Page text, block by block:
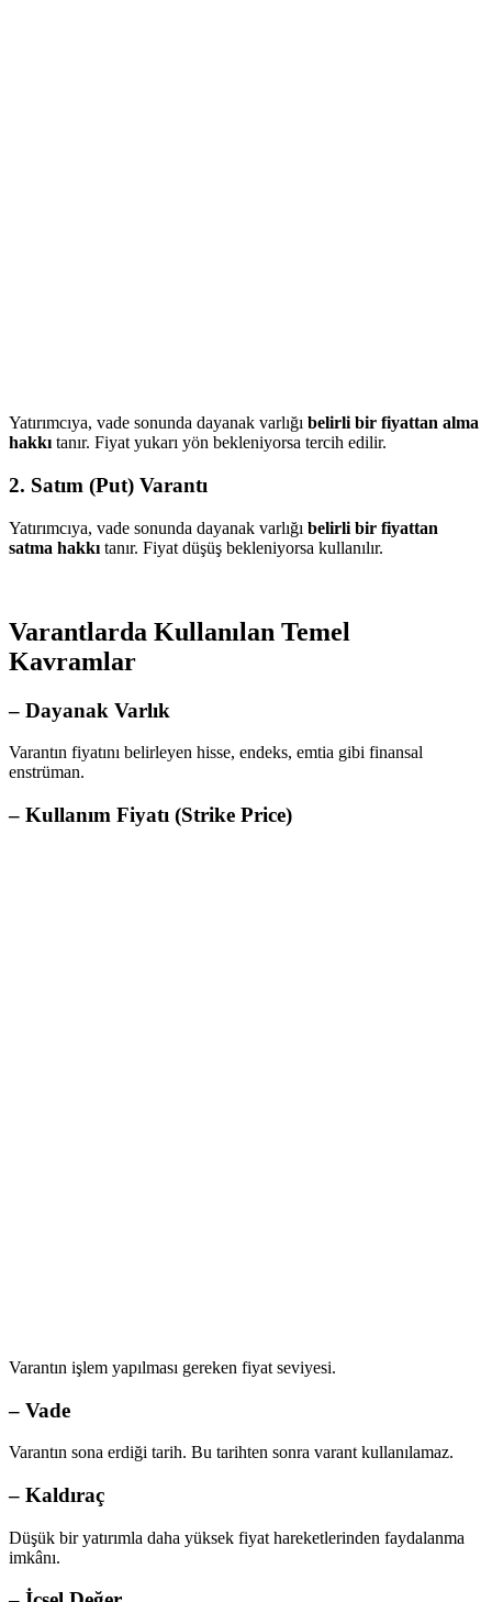
Yatırımcıya, vade sonunda dayanak varlığı belirli bir fiyattan alma
hakkı tanır. Fiyat yukarı yön bekleniyorsa tercih edilir.
2. Satım (Put) Varantı
Yatırımcıya, vade sonunda dayanak varlığı belirli bir fiyattan
satma hakkı tanır. Fiyat düşüş bekleniyorsa kullanılır.
Varantlarda Kullanılan Temel
Kavramlar
– Dayanak Varlık
Varantın fiyatını belirleyen hisse, endeks, emtia gibi finansal
enstrüman.
– Kullanım Fiyatı (Strike Price)
Varantın işlem yapılması gereken fiyat seviyesi.
– Vade
Varantın sona erdiği tarih. Bu tarihten sonra varant kullanılamaz.
– Kaldıraç
Düşük bir yatırımla daha yüksek fiyat hareketlerinden faydalanma
imkânı.